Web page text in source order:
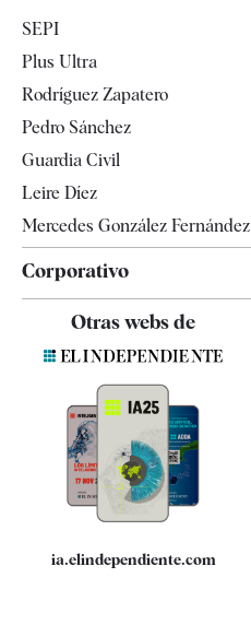
Televisión
SEPI
Plus Ultra
Rodríguez Zapatero
Pedro Sánchez
Guardia Civil
Leire Díez
Mercedes González Fernández
Corporativo
Contacto
Quiénes somos
Especificaciones
Otras webs de
ia.elindependiente.com